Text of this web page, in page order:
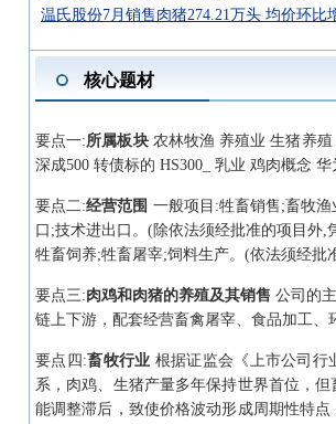
温氏股份7月销售肉猪274.21万头 均价环比
核心题材
要点一:所属板块 农林牧渔 养殖业 生猪养
深成500 转债标的 HS300_ 乳业 鸡肉概念
要点二:经营范围 一般项目:牲畜销售;畜牧
口;技术进出口。(除依法须经批准的项目外
牲畜饲养;牲畜屠宰;饲料生产。(依法须经
要点三:肉鸡和肉猪的养殖及其销售 公司的
链上下游，配套经营畜禽屠宰、食品加工、
要点 四 :畜牧行业 根据证监会《上市公司行
系，肉鸡、生猪产量多年保持世界首位，
能调整滞后，致使价格波动形成周期性